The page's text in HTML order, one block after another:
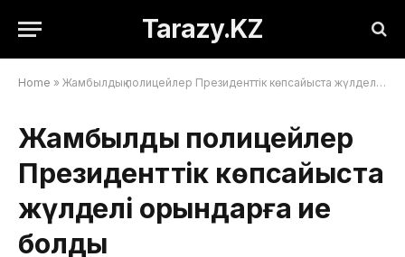
Tarazy.KZ
Home » Жамбылдық полицейлер Президенттік көпсайыста жүлделі орындарға ие болды
Жамбылдық полицейлер
Президенттік көпсайыста
жүлделі орындарға ие
болды